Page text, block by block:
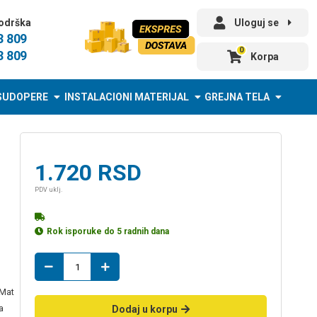
809
809
Uloguj se
0
Korpa
INSTALACIONI MATERIJAL GREJNA TELA
1.720 RSD
PDV uklj.
Rok isporuke do 5 radnih dana
EURO
Dodaj u korpu